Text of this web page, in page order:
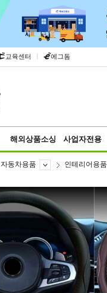
교육센터 | 에그돔
해외상품소싱 사업자전용
자동차용품 인테리어용품